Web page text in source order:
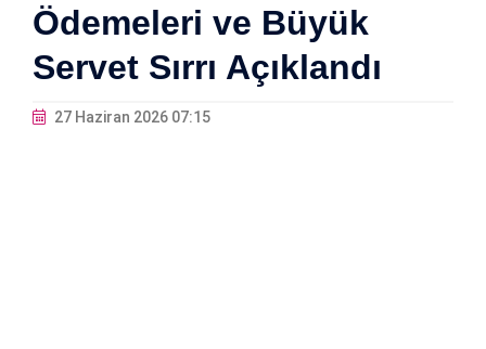
Ödemeleri ve Büyük
Servet Sırrı Açıklandı
27 Haziran 2026 07:15